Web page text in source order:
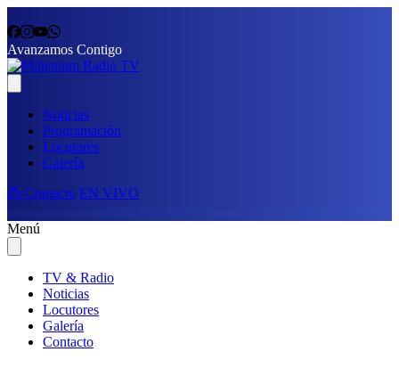
Avanzamos Contigo
Noticias
Programación
Locutores
Galería
📩 Contacto EN VIVO
Menú
TV & Radio
Noticias
Locutores
Galería
Contacto